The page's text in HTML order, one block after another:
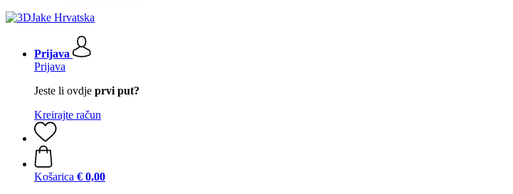
Prijava
Prijava
Jeste li ovdje prvi put?
Kreirajte račun
Košarica € 0,00